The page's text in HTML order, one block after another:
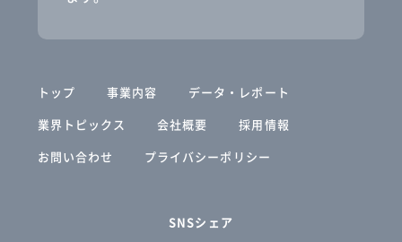
トップ 事業内容
データ・レポート
業界トピックス
会社概要
採用情報
お問い合わせ
プライバシーポリシー
SNSシェア